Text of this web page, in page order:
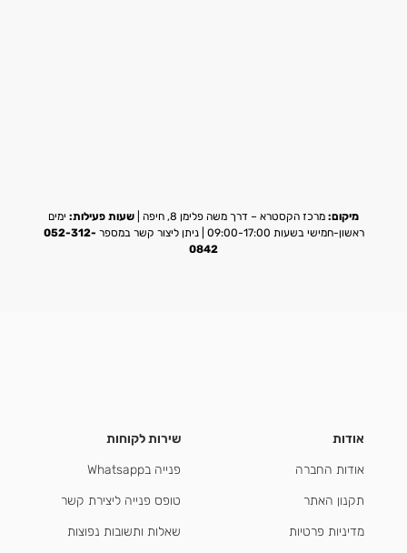
מיקום: מרכז הקסטרא – דרך משה פלימן 8, חיפה | שעות פעילות: ימים
ראשון-חמישי בשעות 09:00-17:00 | ניתן ליצור קשר במספר
052-312-
0842
אודות
אודות החברה
תקנון האתר
מדיניות פרטיות
שירות לקוחות
פנייה בWhatsapp
טופס פנייה ליצירת קשר
שאלות ותשובות נפוצות